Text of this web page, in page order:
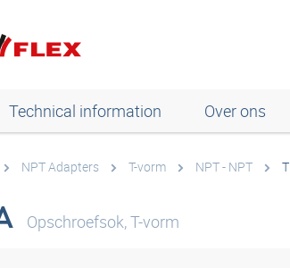
Technical information Over ons
NPT Adapters T-vorm NPT - NPT
Opschroefsok, T-vorm